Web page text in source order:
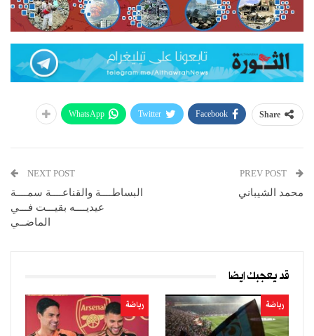
Share
Facebook
Twitter
WhatsApp
محمد الشيباني
NEXT POST
البساطــــة والقناعــــة سمــــة
عيديــــه بقيـــت فـــي
الماضــي
قد يعجبك ايضا
رياضة رياضة